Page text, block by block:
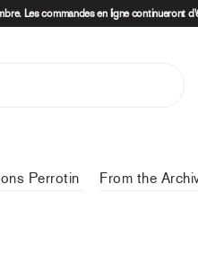
Les commandes en ligne continueront
Perrotin From the